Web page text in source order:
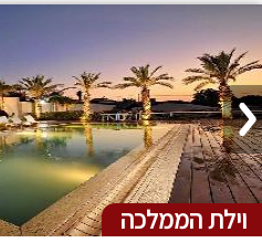
וילת הממלכה